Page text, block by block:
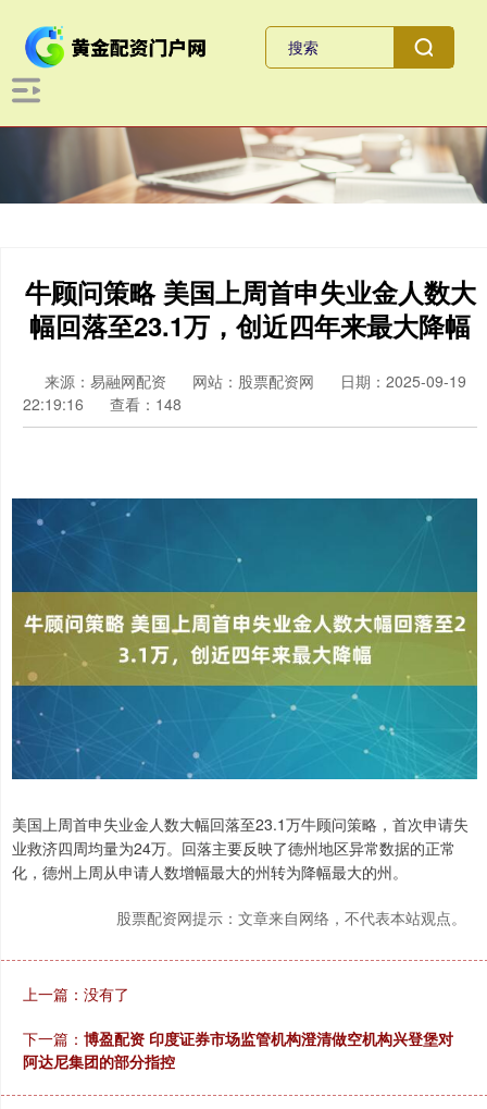
牛顾问策略 美国上周首申失业金人数大
幅回落至23.1万，创近四年来最大降幅
来源：易融网配资 网站：股票配资网
日期：2025-09-19
22:19:16
查看：148
美国上周首申失业金人数大幅回落至23.1万牛顾问策略，首次申请失
业救济四周均量为24万。回落主要反映了德州地区异常数据的正常
化，德州上周从申请人数增幅最大的州转为降幅最大的州。
股票配资网提示：文章来自网络，不代表本站观点。
上一篇：没有了
下一篇： 博盈配资 印度证券市场监管机构澄清做空机构兴登堡对
阿达尼集团的部分指控